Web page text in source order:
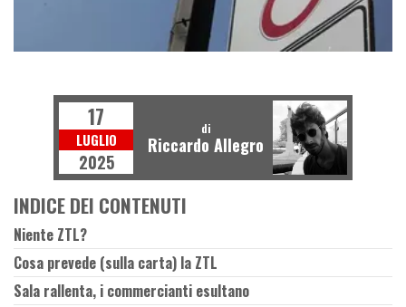
17
LUGLIO
2025
di
Riccardo Allegro
INDICE DEI CONTENUTI
Niente ZTL?
Cosa prevede (sulla carta) la ZTL
Sala rallenta, i commercianti esultano